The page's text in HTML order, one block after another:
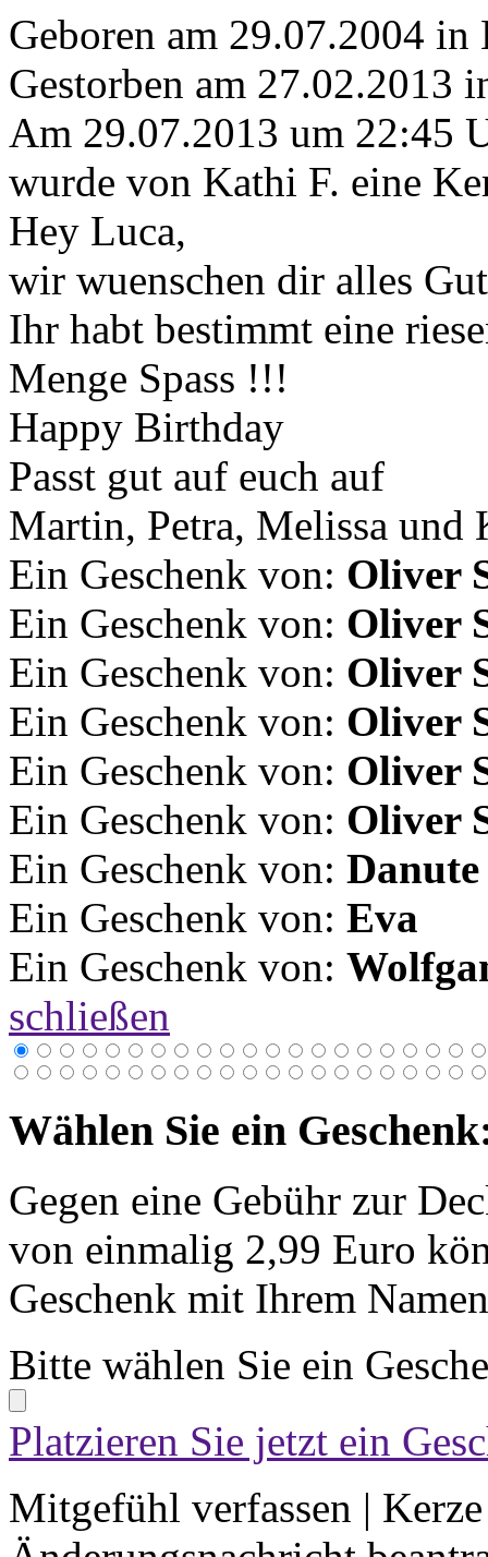
Geboren am 29.07.2004 in
Gestorben am 27.02.2013
Am 29.07.2013 um 22:45
wurde von Kathi F. eine
Hey Luca,
wir wuenschen dir alles
Ihr habt bestimmt eine
Menge Spass !!!
Happy Birthday
Passt gut auf euch auf
Martin, Petra, Melissa und
Ein Geschenk von: Oliver
Ein Geschenk von: Oliver
Ein Geschenk von: Oliver
Ein Geschenk von: Oliver
Ein Geschenk von: Oliver
Ein Geschenk von: Oliver
Ein Geschenk von: Danute
Ein Geschenk von: Eva
Ein Geschenk von:
schließen
Wählen Sie ein
Gegen eine Gebühr zur
von einmalig 2,99 Euro
Geschenk mit Ihrem
Bitte wählen Sie ein
Platzieren Sie jetzt ein
Mitgefühl verfassen |